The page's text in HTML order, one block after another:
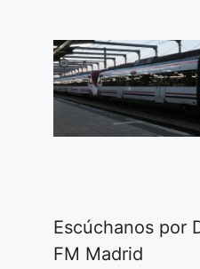
Escúchanos por
FM Madrid